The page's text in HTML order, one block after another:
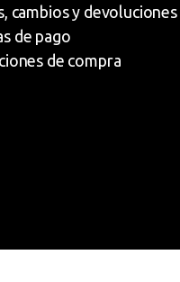
cambios y devoluciones
de pago
de compra